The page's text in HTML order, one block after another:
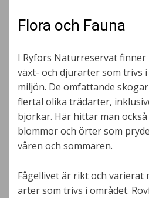
Flora och Fauna
I Ryfors Naturreservat finner
växt- och djurarter som trivs
miljön. De omfattande
flertal olika trädarter,
björkar. Här hittar man
blommor och örter som
våren och sommaren.
Fågellivet är rikt och varierat
arter som trivs i området.